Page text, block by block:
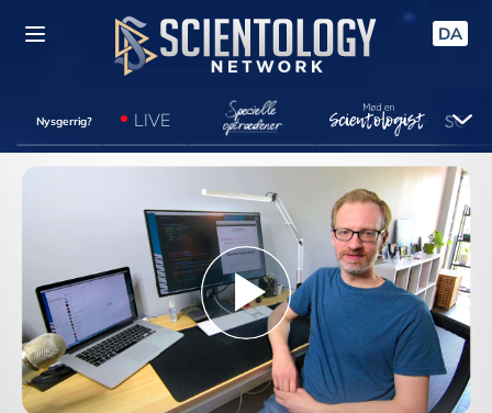
DA
Nysgerrig? LIVE
Play
Video